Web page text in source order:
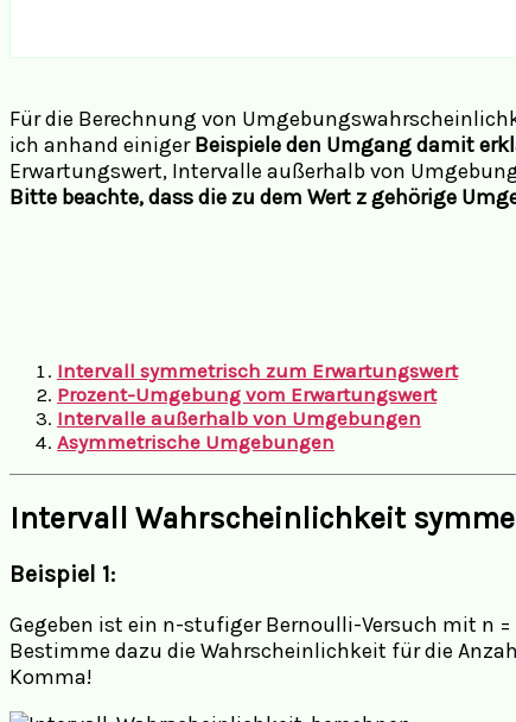
Für die Berechnung von
ich anhand einigerBeispiele den Umgang damit
Erwartungswert, Intervalle außerhalb von
Bitte beachte, dass die zu dem Wert z gehörige
Intervall symmetrisch zum Erwartungswert
Prozent-Umgebung vom Erwartungswert
Intervalle außerhalb von Umgebungen
Asymmetrische Umgebungen
Intervall Wahrscheinlichkeit
Beispiel 1:
Gegeben ist ein n-stufiger Bernoulli-Versuch mit n =
Bestimme dazu die Wahrscheinlichkeit für die
Komma!